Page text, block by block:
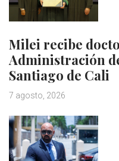
Milei recibe
Administración
Santiago de Cali
7 agosto, 2026